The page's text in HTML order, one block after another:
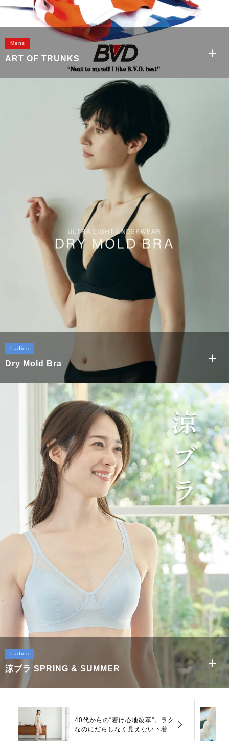
Mens
ART OF TRUNKS
KAZUKI UMIGISHI
Ladies
Dry Mold Bra
ドライモールドブラ
もっと見る
Ladies
涼ブラ SPRING & SUMMER
40代からの“着け心地改革”。ラク
なのにだらしなく見えない下着